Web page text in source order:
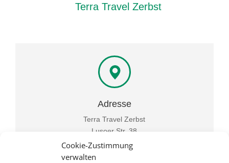
Cookie-Zustimmung
verwalten
Terra Travel Zerbst
Adresse
Terra Travel Zerbst
Lusoer Str. 38
D-39261 Zerbst